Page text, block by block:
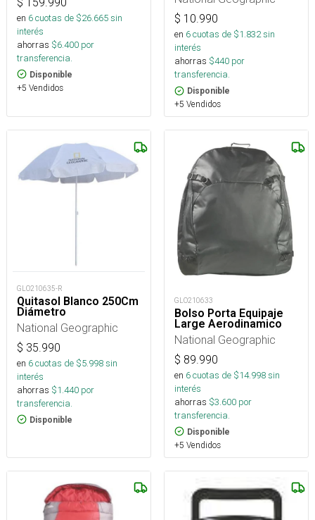
en 6cuotas de $26.665sin
interés
ahorras $6.400 por
transferencia.
Disponible
+5 Vendidos
$ 10.990
en 6cuotas de $1.832sin
interés
ahorras $440 por
transferencia.
Disponible
+5 Vendidos
GLO210635-R
Quitasol Blanco 250Cm
Diámetro
National Geographic
$ 35.990
en 6cuotas de $5.998sin
interés
ahorras $1.440 por
transferencia.
Disponible
GLO210633
Bolso Porta Equipaje
Large Aerodinamico
National Geographic
$ 89.990
en 6cuotas de $14.998sin
interés
ahorras $3.600 por
transferencia.
Disponible
+5 Vendidos